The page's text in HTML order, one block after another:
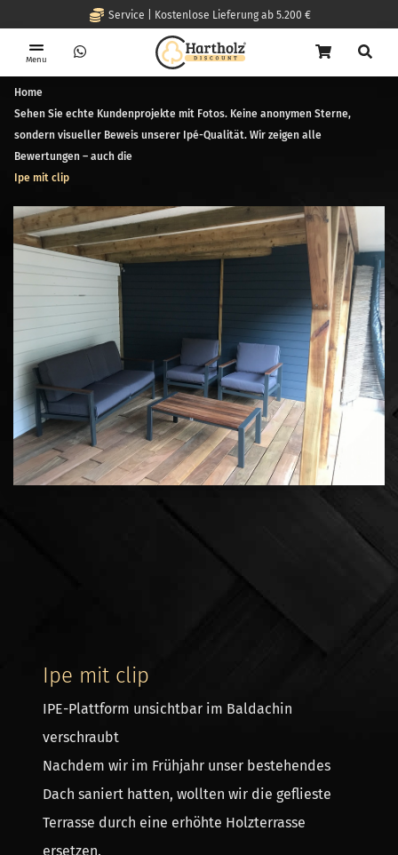
Service | Kostenlose Lieferung ab 5.200 €
Menu
Home
Sehen Sie echte Kundenprojekte mit Fotos. Keine anonymen Sterne,
sondern visueller Beweis unserer Ipé-Qualität. Wir zeigen alle
Bewertungen – auch die
Ipe mit clip
Ipe mit clip
IPE-Plattform unsichtbar im Baldachin
verschraubt
Nachdem wir im Frühjahr unser bestehendes
Dach saniert hatten, wollten wir die geflieste
Terrasse durch eine erhöhte Holzterrasse
ersetzen.